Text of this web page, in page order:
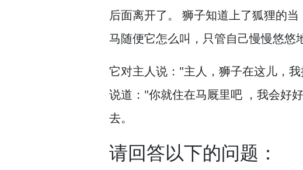
后面离开了。
狮子知道上了狐狸的当
马随便它怎么叫， 只管自己慢慢悠悠
它对主人说："主人， 狮子在这儿， 我
说道："你就住在马厩里吧 ， 我会好
去。
请回答以下的问题：